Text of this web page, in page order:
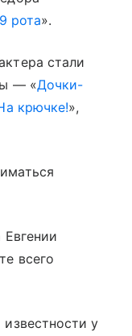
9 рота».
стали
— «Дочки-
крючке!»,
всего
у